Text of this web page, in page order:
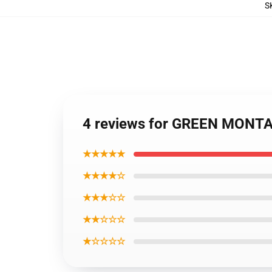
4 reviews for GREEN
★★★★★
★★★★☆
★★★☆☆
★★☆☆☆
★☆☆☆☆